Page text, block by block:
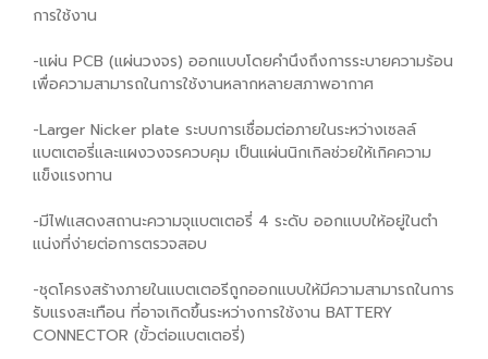
การใช้งาน
-แผ่น PCB (แผ่นวงจร) ออกแบบโดยคำนึงถึงการระบายความร้อน
เพื่อความสามารถในการใช้งานหลากหลายสภาพอากาศ
-Larger Nicker plate ระบบการเชื่อมต่อภายในระหว่างเซลล์
แบตเตอรี่และแผงวงจรควบคุม เป็นแผ่นนิกเกิลช่วยให้เกิคความ
แข็งแรงทาน
-มีไฟแสดงสถานะความจุแบตเตอรี่ 4 ระดับ ออกแบบให้อยู่ในตำ
แน่งที่ง่ายต่อการตรวจสอบ
-ชุดโครงสร้างภายในแบตเตอรีถูกออกแบบให้มีความสามารถในการ
รับแรงสะเทือน ที่อาจเกิดขึ้นระหว่างการใช้งาน BATTERY
CONNECTOR (ขั้วต่อแบตเตอรี่)